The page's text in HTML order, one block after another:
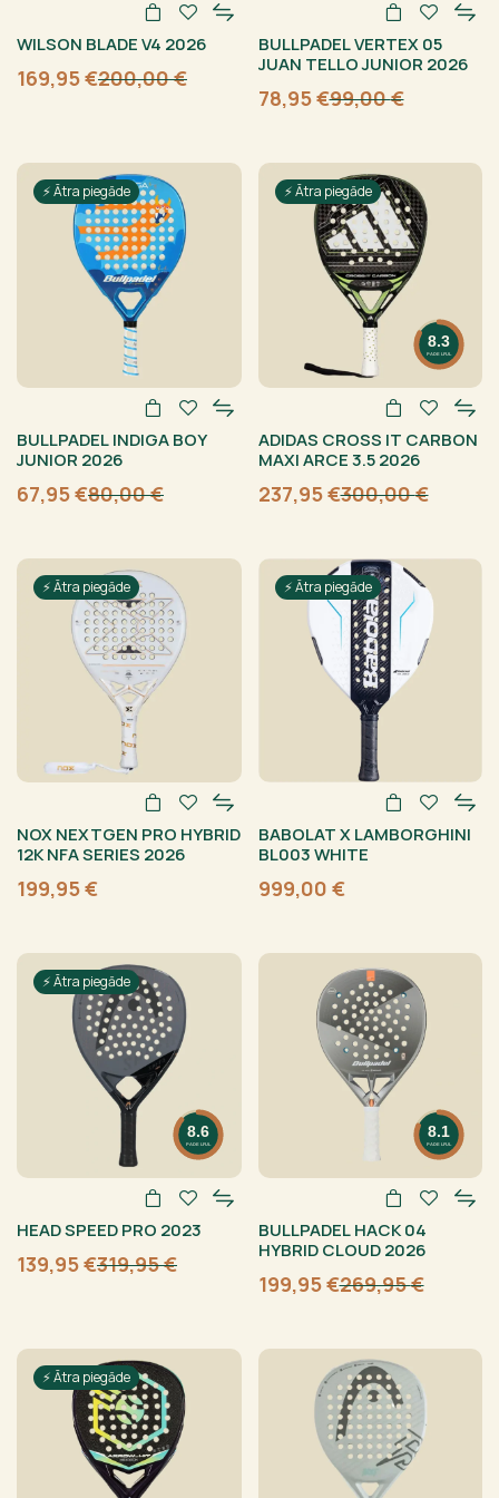
WILSON BLADE V4 2026
200,00€
Sākotnējā
169,95€
Current
BULLPADEL VERTEX 05
JUAN TELLO JUNIOR 2026
99,00€
Sākotnējā
99,00 €.
78,95€
Current
78,95 €.
⚡ Ātra piegāde
BULLPADEL INDIGA BOY
JUNIOR 2026
80,00€
Sākotnējā
80,00 €.
67,95€
Current
67,95 €.
8.3
PADELFUL
⚡ Ātra piegāde
ADIDAS CROSS IT CARBON
MAXI ARCE 3.5 2026
300,00€
Sākotnējā
300,00 €.
237,95€
Current
237,95 €.
⚡ Ātra piegāde
NOX NEXTGEN PRO HYBRID
12K NFA SERIES 2026
199,95€
⚡ Ātra piegāde
BABOLAT X LAMBORGHINI
BL003 WHITE
999,00 €
8.6
PADELFUL
⚡ Ātra piegāde
HEAD SPEED PRO 2023
319,95€
Sākotnējā
139,95€
Current
8.1
PADELFUL
BULLPADEL HACK 04
HYBRID CLOUD 2026
269,95€
Sākotnējā
269,95 €.
199,95€
Current
199,95 €.
⚡ Ātra piegāde